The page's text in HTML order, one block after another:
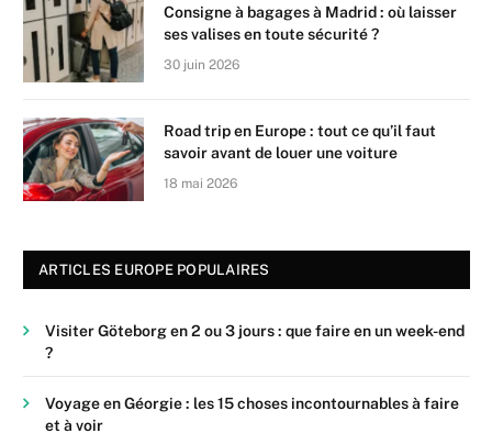
Consigne à bagages à Madrid : où laisser
ses valises en toute sécurité ?
30 juin 2026
Road trip en Europe : tout ce qu’il faut
savoir avant de louer une voiture
18 mai 2026
ARTICLES EUROPE POPULAIRES
Visiter Göteborg en 2 ou 3 jours : que faire en un week-end
?
Voyage en Géorgie : les 15 choses incontournables à faire
et à voir